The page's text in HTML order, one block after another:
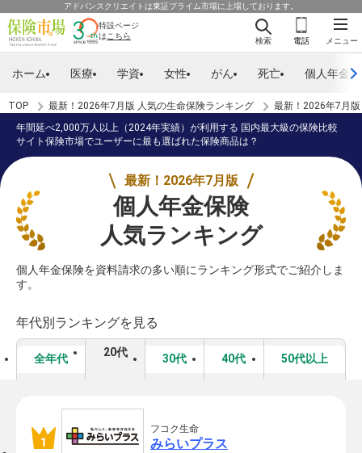
アドバンスクリエイトは東証プライム市場に上場しております。
メニュー
検索
特設ページ
は こちら
電話
ホーム 医療 学資 女性 がん 死亡 個人年金
TOP 最新！2026年7月版 人気の生命保険ランキング
最新！2026年7月
年間延べ2,000万人以上（2024年実績）が利用する 国内最大級の保険比較
サイト保険市場でユーザーに最も選ばれた保険商品は？
最新！2026年7月版
個人年金保険
人気ランキング
個人年金保険を資料請求の多い順にランキング形式でご紹介しま
す。
年代別ランキングを見る
全年代 20代 30代 40代 50代以上
フコク生命
みらいプラス